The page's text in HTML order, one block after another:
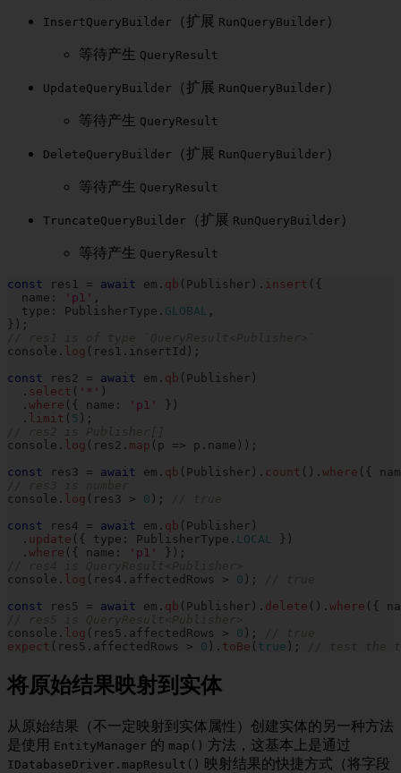
InsertQueryBuilder （扩展 RunQueryBuilder ）
等待产生 QueryResult
UpdateQueryBuilder （扩展 RunQueryBuilder ）
等待产生 QueryResult
DeleteQueryBuilder （扩展 RunQueryBuilder ）
等待产生 QueryResult
TruncateQueryBuilder （扩展 RunQueryBuilder ）
等待产生 QueryResult
const res1 = await em . qb ( Publisher ) . insert ( {
  name
: 'p1' ,
  type
: PublisherType . GLOBAL ,
} ) ;
console . log ( res1 . insertId ) ;
const res2 = await em . qb ( Publisher )
. select ( '*' )
. where ( { name : 'p1' } )
.
limit ( 5 ) ;
console . log ( res2 . map ( p => p . name ) ) ;
const res3 = await em . qb ( Publisher ) . count ( ) . where ( {
console . log ( res3 > 0 ) ;
const res4 = await em . qb ( Publisher )
. update ( { type : PublisherType . LOCAL } )
. where ( { name : 'p1' } ) ;
console . log ( res4 . affectedRows > 0 ) ;
const res5 = await em . qb ( Publisher ) . delete ( ) . where ( {
console . log ( res5 . affectedRows > 0 ) ;
expect ( res5 . affectedRows > 0 ) . toBe ( true ) ; // test the
将原始结果映射到实体
从原始结果（不一定映射到实体属性）创建实体的另一种方法
是使用 EntityManager 的 map() 方法，这基本上是通过
IDatabaseDriver.mapResult() 映射结果的快捷方式（将字段